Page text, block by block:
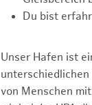
Du bist
Unser Hafen ist
von Menschen